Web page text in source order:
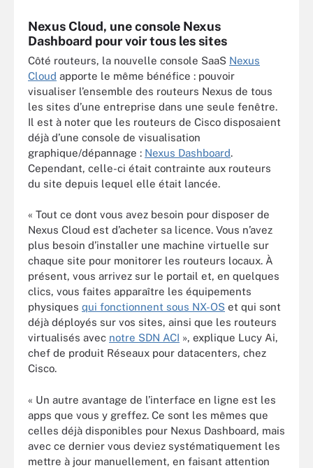
Nexus Cloud, une console Nexus
Dashboard pour voir tous les sites
Côté routeurs, la nouvelle console SaaS Nexus
Cloud apporte le même bénéfice : pouvoir
visualiser l’ensemble des routeurs Nexus de tous
les sites d’une entreprise dans une seule fenêtre.
Il est à noter que les routeurs de Cisco disposaient
déjà d’une console de visualisation
graphique/dépannage : Nexus Dashboard.
Cependant, celle-ci était contrainte aux routeurs
du site depuis lequel elle était lancée.
« Tout ce dont vous avez besoin pour disposer de
Nexus Cloud est d’acheter sa licence. Vous n’avez
plus besoin d’installer une machine virtuelle sur
chaque site pour monitorer les routeurs locaux. À
présent, vous arrivez sur le portail et, en quelques
clics, vous faites apparaître les équipements
physiques qui fonctionnent sous NX-OS et qui sont
déjà déployés sur vos sites, ainsi que les routeurs
virtualisés avec notre SDN ACI », explique Lucy Ai,
chef de produit Réseaux pour datacenters, chez
Cisco.
« Un autre avantage de l’interface en ligne est les
apps que vous y greffez. Ce sont les mêmes que
celles déjà disponibles pour Nexus Dashboard, mais
avec ce dernier vous deviez systématiquement les
mettre à jour manuellement, en faisant attention